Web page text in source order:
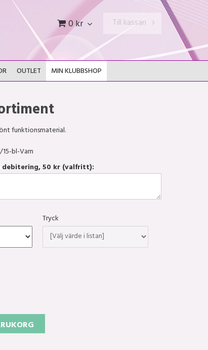
0 kr Till kassan
OUTLET MIN KLUBBSHOP
funktionsmaterial.
15-bl-Varn
50 kr (valfritt):
Tryck